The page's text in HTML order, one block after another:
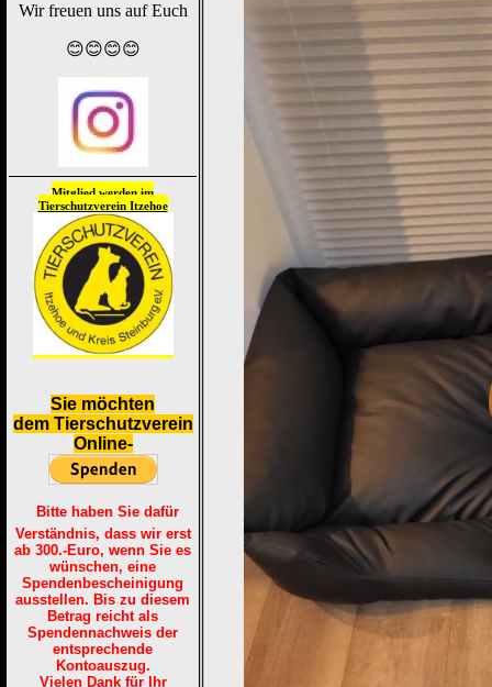
Wir freuen uns auf Euch
😊😊😊😊
Mitglied werden im
Tierschutzverein Itzehoe
Sie möchten
dem Tierschutzverein
Online-
Bitte haben Sie dafür
Verständnis, dass wir erst
ab 300.-Euro, wenn Sie es
wünschen, eine
Spendenbescheinigung
ausstellen. Bis zu diesem
Betrag reicht als
Spendennachweis der
entsprechende
Kontoauszug.
Vielen Dank für Ihr